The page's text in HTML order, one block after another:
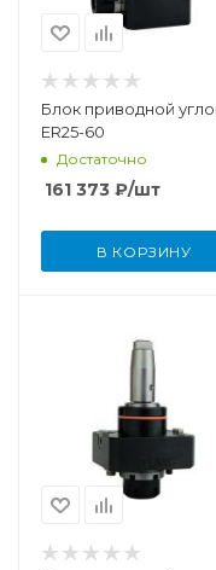
Блок приводной
ER25-60
Достаточно
161 373 ₽/шт
В КОРЗИНУ